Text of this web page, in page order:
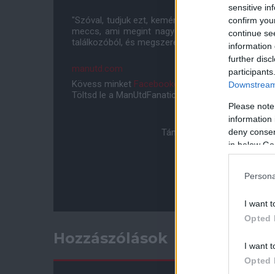
sensitive
confirm
continue
information
further
Please
information
deny
in below
I want
Opted
I want
Opted
"Szóval, tudjuk ezt, keményen fogunk dolgozni.
meccs, ami megint nagyon fontos lesz
találkozóból, és megszerezzük a három pontot."
manutd.com
Kövess minket Facebookon Instagramonés
Töltsd le a ManUtdFanatics.hu mobil applikációt
Támogasd adományoddal
Hozzászólások